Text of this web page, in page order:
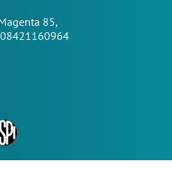
85,
08421160964